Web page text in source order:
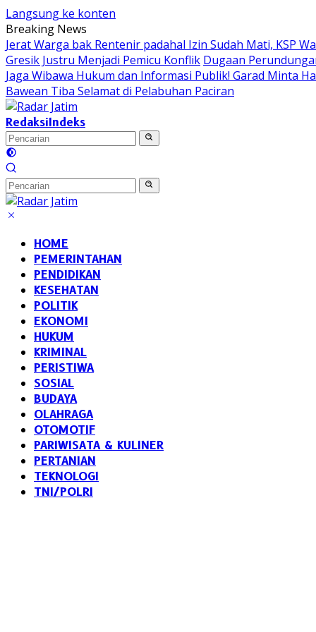
Langsung ke konten
Breaking News
Jerat Warga bak Rentenir padahal Izin Sudah Mati, KSP
Gresik Justru Menjadi Pemicu Konflik Dugaan
Jaga Wibawa Hukum dan Informasi Publik! Garad Minta
Bawean Tiba Selamat di Pelabuhan Paciran
RedaksiIndeks
HOME
PEMERINTAHAN
PENDIDIKAN
KESEHATAN
POLITIK
EKONOMI
HUKUM
KRIMINAL
PERISTIWA
SOSIAL
BUDAYA
OLAHRAGA
OTOMOTIF
PARIWISATA & KULINER
PERTANIAN
TEKNOLOGI
TNI/POLRI